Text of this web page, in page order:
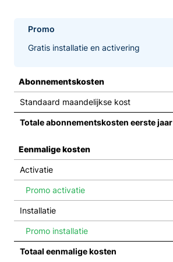
Promo
Gratis installatie en activering
Abonnementskosten
Standaard maandelijkse kost
Totale abonnementskosten eerste jaar
Eenmalige kosten
Activatie
Promo activatie
Installatie
Promo installatie
Totaal eenmalige kosten